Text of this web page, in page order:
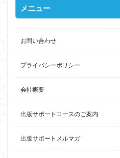
メニュー
お問い合わせ
プライバシーポリシー
会社概要
出版サポートコースのご案内
出版サポートメルマガ